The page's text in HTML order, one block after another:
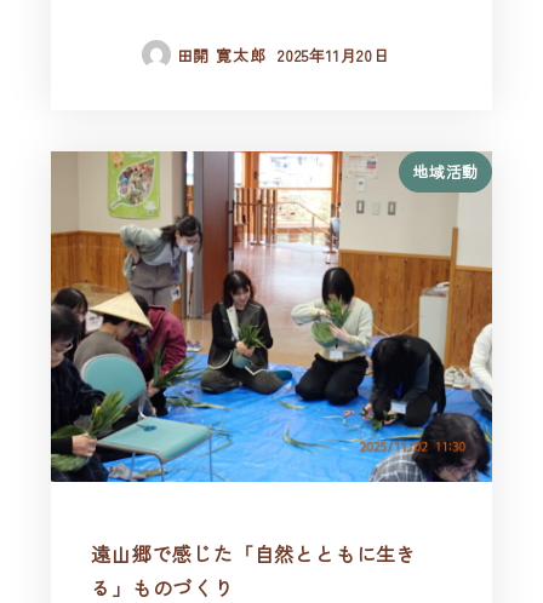
田開 寛太郎 2025年11月20日
地域活動
遠山郷で感じた「自然とともに生き
る」ものづくり